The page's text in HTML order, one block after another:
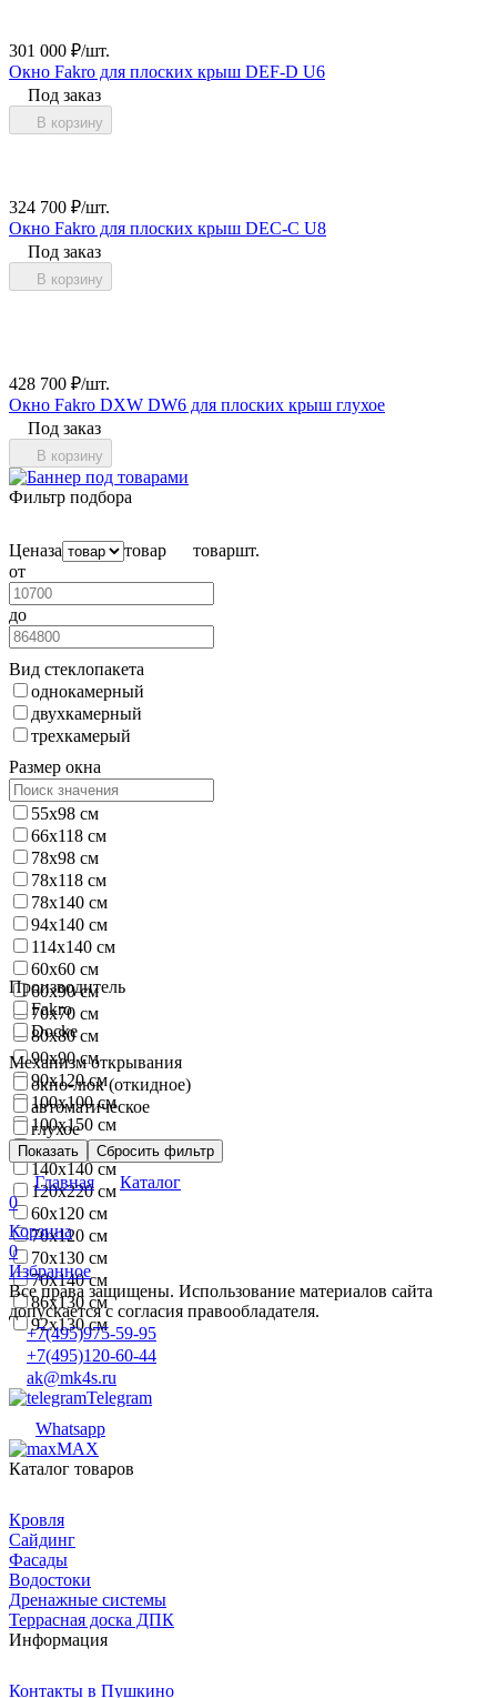
301 000 ₽/шт.
Окно Fakro для плоских крыш DEF-D U6
Под заказ
В корзину
324 700 ₽/шт.
Окно Fakro для плоских крыш DEC-C U8
Под заказ
В корзину
428 700 ₽/шт.
Окно Fakro DXW DW6 для плоских крыш глухое
Под заказ
В корзину
Фильтр подбора
Ценаза товар товаршт.
от
до
Вид стеклопакета
однокамерный
двухкамерный
трехкамерый
Размер окна
55x98 см
66x118 см
78x98 см
78x118 см
78x140 см
94x140 см
114x140 см
60x60 см
60x90 см
70x70 см
80x80 см
90x90 см
90x120 см
100x100 см
100x150 см
120x120 см
140x140 см
120x220 см
60x120 см
70x120 см
70x130 см
70x140 см
86x130 см
92x130 см
Производитель
Fakro
Docke
Механизм открывания
окно-люк (откидное)
автоматическое
глухое
Показать Сбросить фильтр
Главная
Каталог
0
Корзина
0
Избранное
Все права защищены. Использование материалов сайта
допускается с согласия правообладателя.
+7(495)975-59-95
+7(495)120-60-44
ak@mk4s.ru
Telegram
Whatsapp
MAX
Каталог товаров
Кровля
Сайдинг
Фасады
Водостоки
Дренажные системы
Террасная доска ДПК
Информация
Контакты в Пушкино